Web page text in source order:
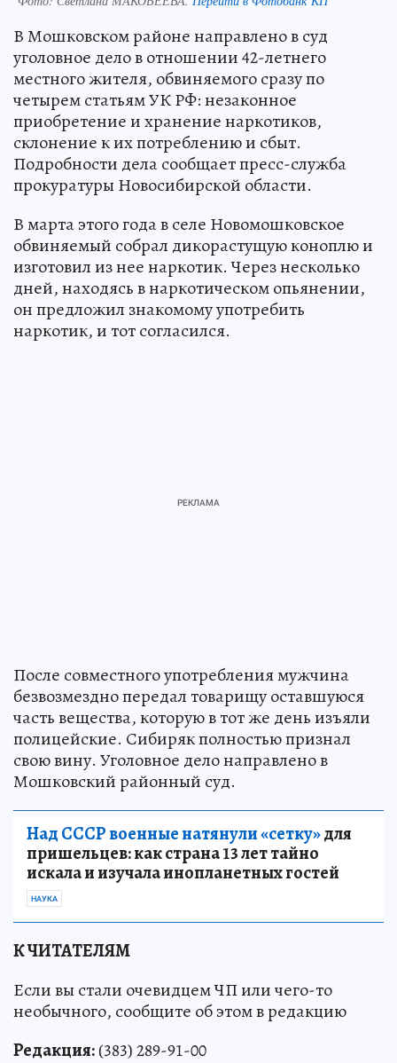
В Мошковском районе направлено в суд
уголовное дело в отношении 42-летнего
местного жителя, обвиняемого сразу по
четырем статьям УК РФ: незаконное
приобретение и хранение наркотиков,
склонение к их потреблению и сбыт.
Подробности дела сообщает пресс-служба
прокуратуры Новосибирской области.
В марта этого года в селе Новомошковское
обвиняемый собрал дикорастущую коноплю и
изготовил из нее наркотик. Через несколько
дней, находясь в наркотическом опьянении,
он предложил знакомому употребить
наркотик, и тот согласился.
После совместного употребления мужчина
безвозмездно передал товарищу оставшуюся
часть вещества, которую в тот же день изъяли
полицейские. Сибиряк полностью признал
свою вину. Уголовное дело направлено в
Мошковский районный суд.
Над СССР военные натянули «сетку»для
пришельцев: как страна 13 лет тайно
искала и изучала инопланетных гостей
НАУКА
К ЧИТАТЕЛЯМ
Если вы стали очевидцем ЧП или чего-то
необычного, сообщите об этом в редакцию
Редакция:(383) 289-91-00